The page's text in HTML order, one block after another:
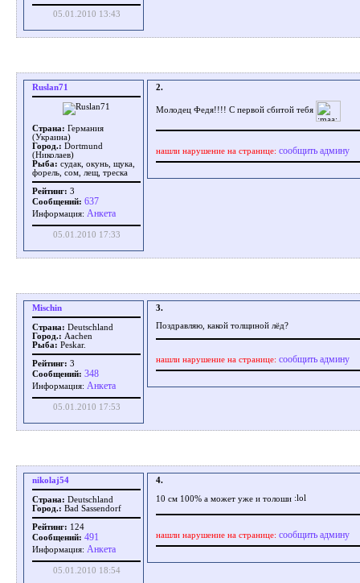
05.01.2010 13:43
Ruslan71
Страна: Германия
(Украина)
Город.: Dortmund
(Николаев)
Рыба: судак, окунь, щука,
форель, сом, лещ, треска
Рейтинг: 3
Сообщений: 637
Информация: Aнкета
05.01.2010 17:33
2.
Молодец Федя!!!! С первой сбитой тебя
нашли нарушение на странице: сообщить админу
Mischin
Страна: Deutschland
Город.: Aachen
Рыба: Peskar.
Рейтинг: 3
Сообщений: 348
Информация: Aнкета
05.01.2010 17:53
3.
Поздравляю, какой толщиной лёд?
нашли нарушение на странице: сообщить админу
nikolaj54
Страна: Deutschland
Город.: Bad Sassendorf
Рейтинг: 124
Сообщений: 491
Информация: Aнкета
05.01.2010 18:54
4.
10 см 100% а может уже и толоши
нашли нарушение на странице: сообщить админу